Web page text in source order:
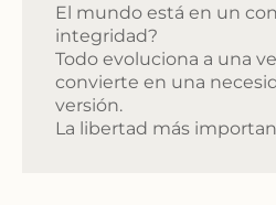
El mundo está en un
integridad?
Todo evoluciona a una
convierte en una
versión.
La libertad más